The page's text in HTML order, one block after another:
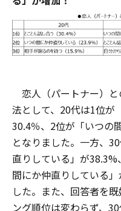
恋人（パートナー）
法として、20代は1位が
30.4％、2位が「いつの
となりました。一方、
直りしている」が
間にか仲直りしている
した。また、回答者を
ング順位は変わらず、